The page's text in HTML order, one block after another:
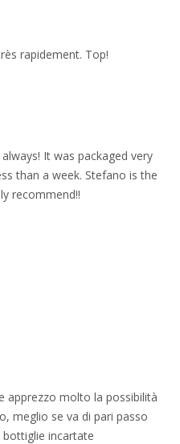
rapidement. Top!
It was packaged very
than a week. Stefano is the
recommend!!
apprezzo molto la possibilità
meglio se va di pari passo
incartate